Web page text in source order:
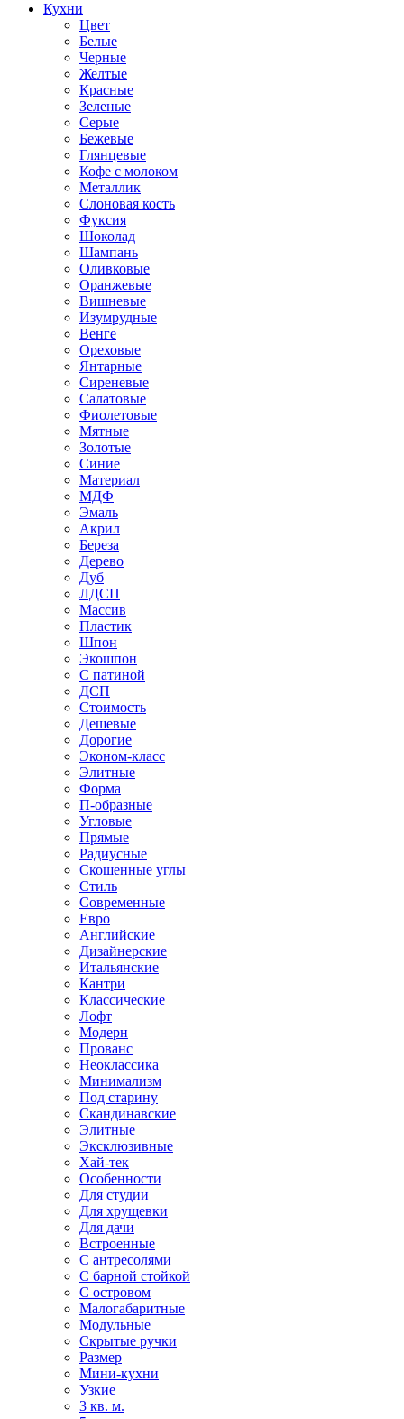
Кухни
Цвет
Белые
Черные
Желтые
Красные
Зеленые
Серые
Бежевые
Глянцевые
Кофе с молоком
Металлик
Слоновая кость
Фуксия
Шоколад
Шампань
Оливковые
Оранжевые
Вишневые
Изумрудные
Венге
Ореховые
Янтарные
Сиреневые
Салатовые
Фиолетовые
Мятные
Золотые
Синие
Материал
МДФ
Эмаль
Акрил
Береза
Дерево
Дуб
ЛДСП
Массив
Пластик
Шпон
Экошпон
С патиной
ДСП
Стоимость
Дешевые
Дорогие
Эконом-класс
Элитные
Форма
П-образные
Угловые
Прямые
Радиусные
Скошенные углы
Стиль
Современные
Евро
Английские
Дизайнерские
Итальянские
Кантри
Классические
Лофт
Модерн
Прованс
Неоклассика
Минимализм
Под старину
Скандинавские
Элитные
Эксклюзивные
Хай-тек
Особенности
Для студии
Для хрущевки
Для дачи
Встроенные
С антресолями
С барной стойкой
С островом
Малогабаритные
Модульные
Скрытые ручки
Размер
Мини-кухни
Узкие
3 кв. м.